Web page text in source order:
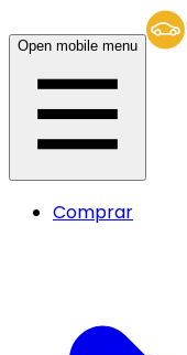
Open mobile menu
Comprar